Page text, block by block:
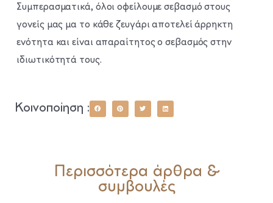
Συμπερασματικά, όλοι οφείλουμε σεβασμό στους
γονείς μας μα το κάθε ζευγάρι αποτελεί άρρηκτη
ενότητα και είναι απαραίτητος ο σεβασμός στην
ιδιωτικότητά τους.
Κοινοποίηση :
Περισσότερα άρθρα &
συμβουλές